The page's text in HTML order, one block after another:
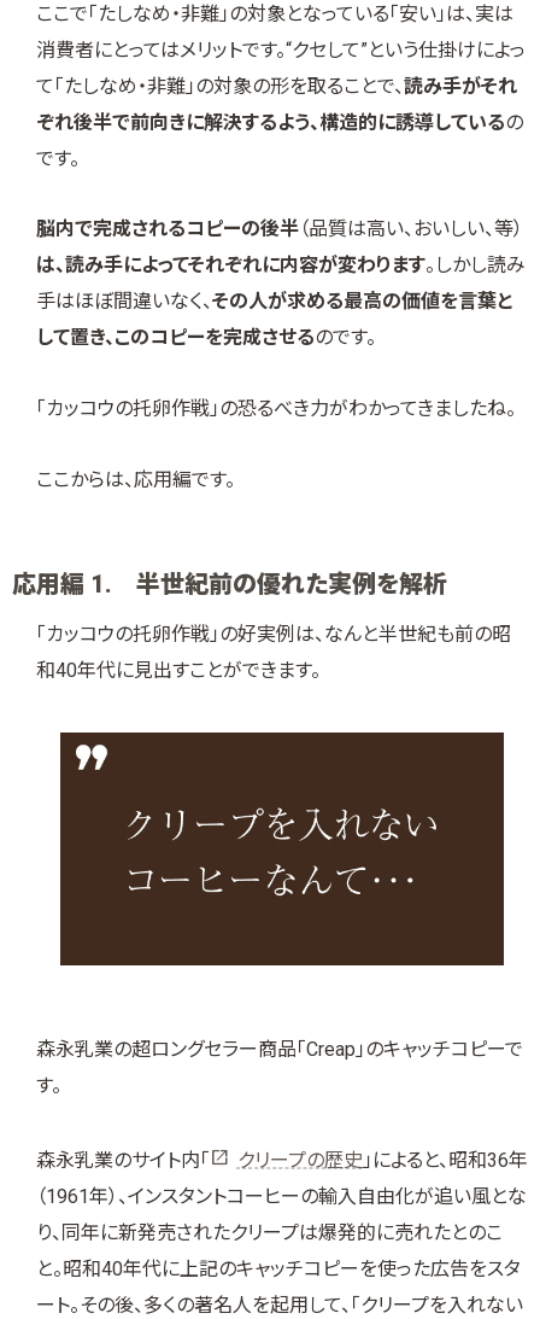
ここで「たしなめ・非難」の対象となっている「安い」は、実は
消費者にとってはメリットです。“クセして”という仕掛けによっ
て「たしなめ・非難」の対象の形を取ることで、読み手がそれ
ぞれ後半で前向きに解決するよう、構造的に誘導しているの
です。
脳内で完成されるコピーの後半（品質は高い、おいしい、等）
は、読み手によってそれぞれに内容が変わります。しかし読み
手はほぼ間違いなく、その人が求める最高の価値を言葉と
して置き、このコピーを完成させるのです。
「カッコウの托卵作戦」の恐るべき力がわかってきましたね。
ここからは、応用編です。
応用編 1. 半世紀前の優れた実例を解析
「カッコウの托卵作戦」の好実例は、なんと半世紀も前の昭
和40年代に見出すことができます。
森永乳業の超ロングセラー商品「Creap」のキャッチコピーで
す。
森永乳業のサイト内「 クリープの歴史 」によると、昭和36年
（1961年）、インスタントコーヒーの輸入自由化が追い風とな
り、同年に新発売されたクリープは爆発的に売れたとのこ
と。昭和40年代に上記のキャッチコピーを使った広告をスタ
ート。その後、多くの著名人を起用して、「クリープを入れない